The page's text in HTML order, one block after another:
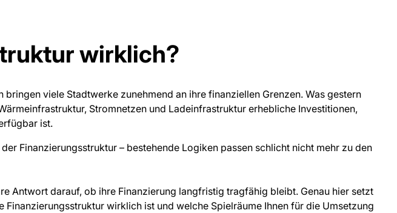
wirklich?
viele Stadtwerke zunehmend an ihre finanziellen Grenzen. Was gestern
Stromnetzen und Ladeinfrastruktur erhebliche Investitionen,
ist.
Finanzierungsstruktur – bestehende Logiken passen schlicht nicht mehr zu den
Antwort darauf, ob ihre Finanzierung langfristig tragfähig bleibt. Genau hier setzt
wirklich ist und welche Spielräume Ihnen für die Umsetzung